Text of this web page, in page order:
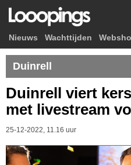
Nieuws Wachttijden
Duinrell
Duinrell viert
met livestream
25-12-2022, 11.16 uur